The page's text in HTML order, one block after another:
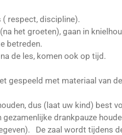
( respect, discipline).
het groeten), gaan in
betreden.
de les, komen ook op tijd.
gespeeld met materiaal van
dus (laat uw kind) best
gezamenlijke drankpauze
De zaal wordt tijdens